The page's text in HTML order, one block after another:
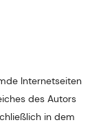
Internetseiten
des Autors
in dem